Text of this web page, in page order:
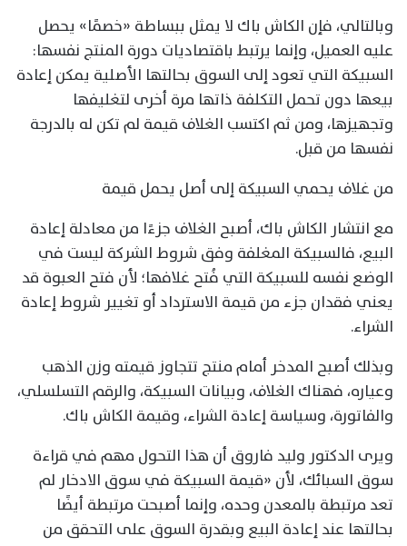
وبالتالي، فإن الكاش باك لا يمثل ببساطة «خصمًا» يحصل
عليه العميل، وإنما يرتبط باقتصاديات دورة المنتج نفسها:
السبيكة التي تعود إلى السوق بحالتها الأصلية يمكن إعادة
بيعها دون تحمل التكلفة ذاتها مرة أخرى لتغليفها
وتجهيزها، ومن ثم اكتسب الغلاف قيمة لم تكن له بالدرجة
نفسها من قبل.
من غلاف يحمي السبيكة إلى أصل يحمل قيمة
مع انتشار الكاش باك، أصبح الغلاف جزءًا من معادلة إعادة
البيع، فالسبيكة المغلفة وفق شروط الشركة ليست في
الوضع نفسه للسبيكة التي فُتح غلافها؛ لأن فتح العبوة قد
يعني فقدان جزء من قيمة الاسترداد أو تغيير شروط إعادة
الشراء.
وبذلك أصبح المدخر أمام منتج تتجاوز قيمته وزن الذهب
وعياره، فهناك الغلاف، وبيانات السبيكة، والرقم التسلسلي،
والفاتورة، وسياسة إعادة الشراء، وقيمة الكاش باك.
ويرى الدكتور وليد فاروق أن هذا التحول مهم في قراءة
سوق السبائك، لأن «قيمة السبيكة في سوق الادخار لم
تعد مرتبطة بالمعدن وحده، وإنما أصبحت مرتبطة أيضًا
بحالتها عند إعادة البيع وبقدرة السوق على التحقق من